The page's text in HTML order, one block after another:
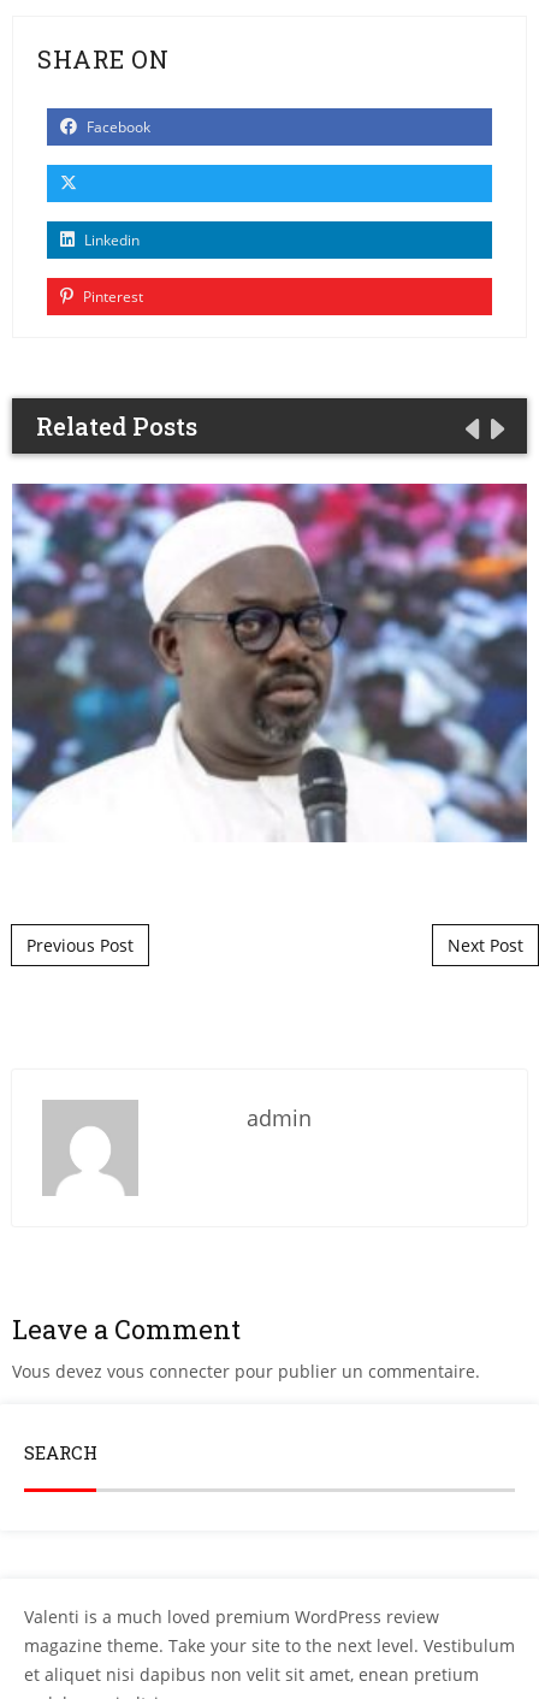
SHARE ON
Facebook
Linkedin
Pinterest
Related Posts
Post navigation
Previous Post Next Post
admin
Leave a Comment
Vous devez vous connecter pour publier un commentaire.
SEARCH
Valenti is a much loved premium WordPress review
magazine theme. Take your site to the next level. Vestibulum
et aliquet nisi dapibus non velit sit amet, enean pretium